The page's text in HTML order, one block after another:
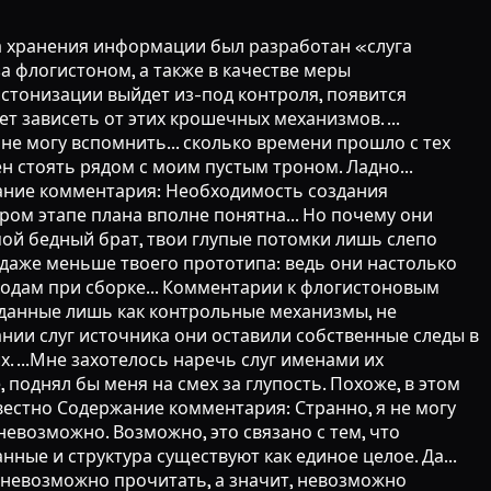
хранения информации был разработан «слуга
флогистоном, а также в качестве меры
выйдет из-под контроля, появится
зависеть от этих крошечных механизмов. ...
могу вспомнить... сколько времени прошло с тех
стоять рядом с моим пустым троном. Ладно...
комментария: Необходимость создания
этапе плана вполне понятна... Но почему они
бедный брат, твои глупые потомки лишь слепо
меньше твоего прототипа: ведь они настолько
при сборке... Комментарии к флогистоновым
лишь как контрольные механизмы, не
слуг источника они оставили собственные следы в
...Мне захотелось наречь слуг именами их
бы меня на смех за глупость. Похоже, в этом
Содержание комментария: Странно, я не могу
Возможно, это связано с тем, что
и структура существуют как единое целое. Да...
прочитать, а значит, невозможно